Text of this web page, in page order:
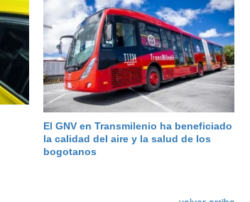
El GNV en Transmilenio ha beneficiado
la calidad del aire y la salud de los
bogotanos